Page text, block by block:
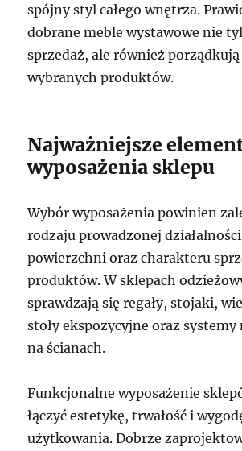
spójny styl całego wnętrza.
dobrane meble wystawowe nie
sprzedaż, ale również
wybranych produktów.
Najważniejsze
wyposażenia sklepu
Wybór wyposażenia powinien
rodzaju prowadzonej
powierzchni oraz charakteru
produktów. W sklepach
sprawdzają się regały, stojaki,
stoły ekspozycyjne oraz
na ścianach.
Funkcjonalne wyposażenie
łączyć estetykę, trwałość i
użytkowania. Dobrze